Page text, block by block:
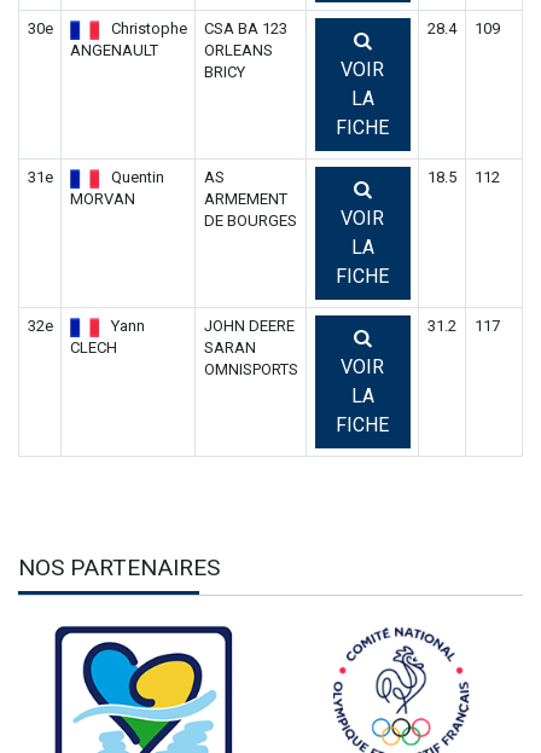
30e
Christophe
ANGENAULT
CSA BA 123
ORLEANS
BRICY
VOIR
LA
FICHE
28.4 109
31e
Quentin
MORVAN
AS
ARMEMENT
DE BOURGES
VOIR
LA
FICHE
18.5 112
32e
Yann
CLECH
JOHN DEERE
SARAN
OMNISPORTS
VOIR
LA
FICHE
31.2 117
NOS PARTENAIRES